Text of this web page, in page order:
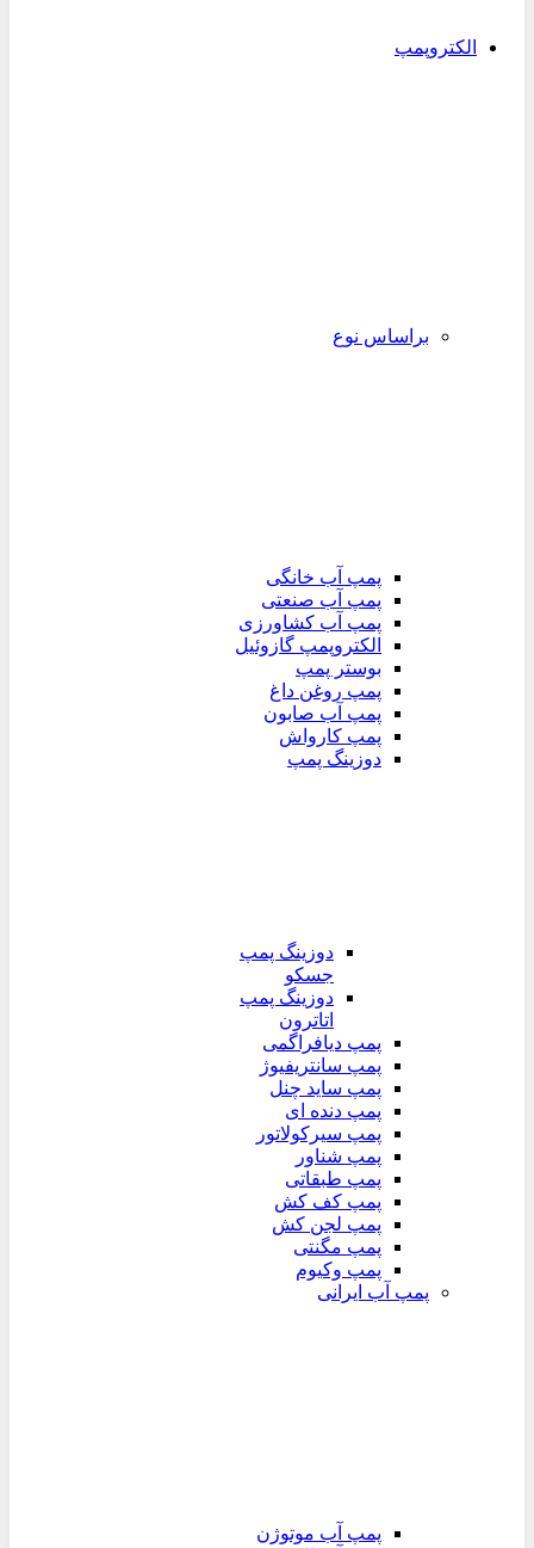
الکتروپمپ
براساس نوع
پمپ آب خانگی
پمپ آب صنعتی
پمپ آب کشاورزی
الکتروپمپ گازوئیل
بوستر پمپ
پمپ روغن داغ
پمپ آب صابون
پمپ کارواش
دوزینگ پمپ
دوزینگ پمپ
جسکو
دوزینگ پمپ
اتاترون
پمپ دیافراگمی
پمپ سانتریفیوژ
پمپ ساید چنل
پمپ دنده ای
پمپ سیرکولاتور
پمپ شناور
پمپ طبقاتی
پمپ کف کش
پمپ لجن کش
پمپ مگنتی
پمپ وکیوم
پمپ آب ایرانی
پمپ آب موتوژن